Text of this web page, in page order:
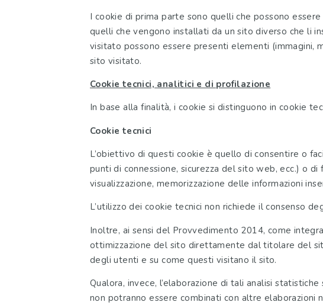
I cookie di prima parte sono quelli che possono
quelli che vengono installati da un sito diverso che li
visitato possono essere presenti elementi (immagini,
sito visitato.
Cookie tecnici, analitici e di profilazione
In base alla finalità, i cookie si distinguono in cookie
Cookie tecnici
L’obiettivo di questi cookie è quello di consentire o
punti di connessione, sicurezza del sito web, ecc.) o
visualizzazione, memorizzazione delle informazioni
L’utilizzo dei cookie tecnici non richiede il consenso
Inoltre, ai sensi del Provvedimento 2014, come
ottimizzazione del sito direttamente dal titolare del
degli utenti e su come questi visitano il sito.
Qualora, invece, l’elaborazione di tali analisi
non potranno essere combinati con altre elaborazioni